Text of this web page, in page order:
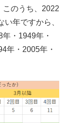
このうち、2022
年ですから、
・1949年・
年・2005年・